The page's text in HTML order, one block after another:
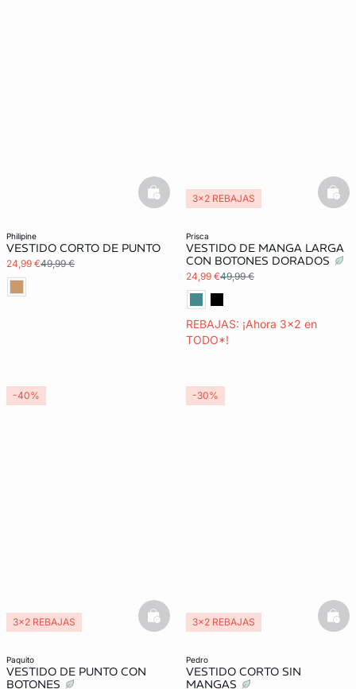
philipine
VESTIDO CORTO DE PUNTO
24,99 €49,99 €
basketfull
prisca
VESTIDO DE MANGA LARGA
CON BOTONES DORADOS
24,99 €49,99 €
REBAJAS: ¡Ahora 3x2 en
TODO*!
3x2 REBAJAS
paquito
VESTIDO DE PUNTO CON
BOTONES
3x2 REBAJAS basketfull
-40%
pedro
VESTIDO CORTO SIN
MANGAS
3x2 REBAJAS
-30%